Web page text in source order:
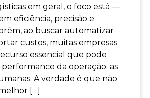
em geral, o foco está —
eficiência, precisão e
ao buscar automatizar
custos, muitas empresas
essencial que pode
da operação: as
A verdade é que não
[…]